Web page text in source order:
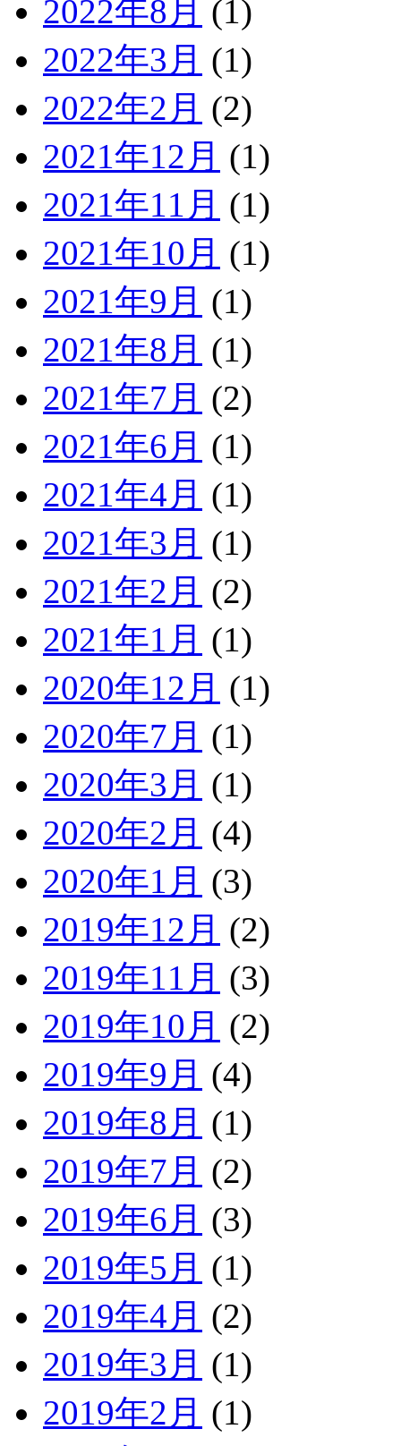
2022年8月 (1)
2022年3月 (1)
2022年2月 (2)
2021年12月 (1)
2021年11月 (1)
2021年10月 (1)
2021年9月 (1)
2021年8月 (1)
2021年7月 (2)
2021年6月 (1)
2021年4月 (1)
2021年3月 (1)
2021年2月 (2)
2021年1月 (1)
2020年12月 (1)
2020年7月 (1)
2020年3月 (1)
2020年2月 (4)
2020年1月 (3)
2019年12月 (2)
2019年11月 (3)
2019年10月 (2)
2019年9月 (4)
2019年8月 (1)
2019年7月 (2)
2019年6月 (3)
2019年5月 (1)
2019年4月 (2)
2019年3月 (1)
2019年2月 (1)